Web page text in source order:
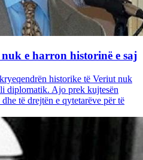
e harron historinë e saj
historike të Veriut nuk
diplomatik. Ajo prek kujtesën
të drejtën e qytetarëve për të